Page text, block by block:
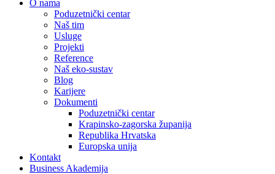
O nama
Poduzetnički centar
Naš tim
Usluge
Projekti
Reference
Naš eko-sustav
Blog
Karijere
Dokumenti
Poduzetnički centar
Krapinsko-zagorska županija
Republika Hrvatska
Europska unija
Kontakt
Business Akademija